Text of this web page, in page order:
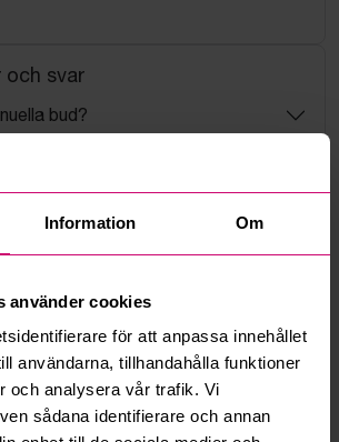
Information Om
använder cookies
för att anpassa innehållet
användarna, tillhandahålla funktioner
och analysera vår trafik. Vi
sådana identifierare och annan
och svar
bud?
bud?